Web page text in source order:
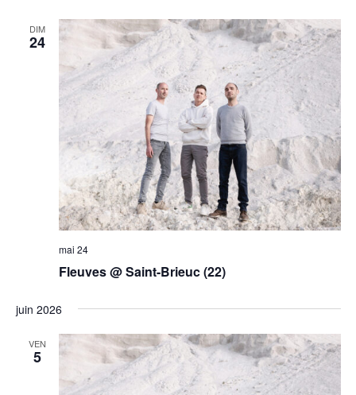
DIM
24
mai 24
Fleuves @ Saint-Brieuc (22)
juin 2026
VEN
5